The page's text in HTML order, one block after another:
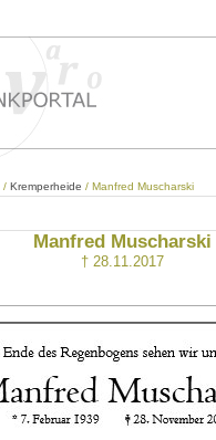
/ Kremperheide / Manfred Muscharski
Manfred Muscharski
† 28.11.2017